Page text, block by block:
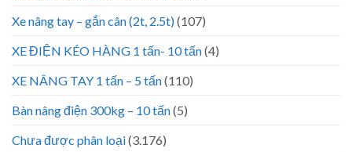
Xe nâng tay – gắn cân (2t, 2.5t)(107)
XE ĐIỆN KÉO HÀNG 1 tấn- 10 tấn(4)
XE NÂNG TAY 1 tấn – 5 tấn(110)
Bàn nâng điện 300kg – 10 tấn(5)
Chưa được phân loại(3.176)